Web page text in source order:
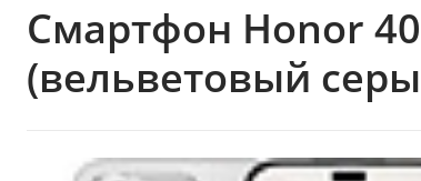
Смартфон Honor
(вельветовый